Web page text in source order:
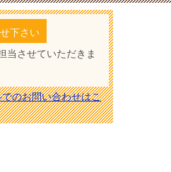
下さい
当させていただきま
のお問い合わせはこ